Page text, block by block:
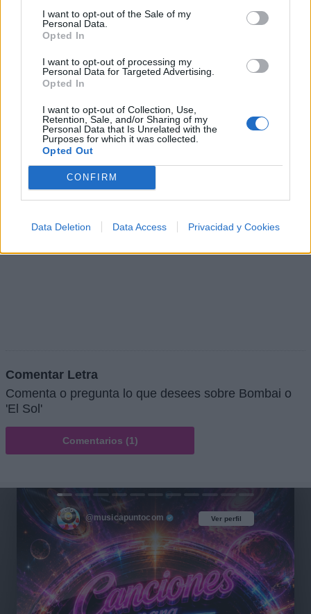
I want to opt-out of the Sale of my
Personal Data.
Opted In
I want to opt-out of processing my
Personal Data for Targeted Advertising.
Opted In
I want to opt-out of Collection, Use,
Retention, Sale, and/or Sharing of my
Personal Data that Is Unrelated with the
Purposes for which it was collected.
Opted Out
CONFIRM
Data Deletion Data Access Privacidad y Cookies
apoyados y visitados de esta semana.
¿Apoyar a Bombai?
9 0
Ranking de Bombai TOP Música
Comentar Letra
Comenta o pregunta lo que desees sobre Bombai o
'El Sol'
Comentarios (1)
Ver perfil
@musicapuntocom Ver perfil